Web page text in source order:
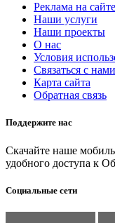
Реклама на сайте
Наши услуги
Наши проекты
О нас
Условия
Связаться с нами
Карта сайта
Обратная связь
Поддержите нас
Скачайте наше
удобного доступа к
Социальные сети